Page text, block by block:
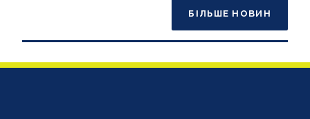
БІЛЬШЕ НОВИН